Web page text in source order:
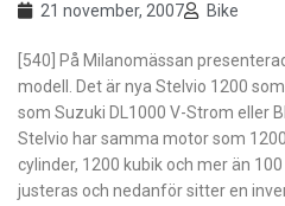
21 november, 2007 Bike
[540] På Milanomässan
modell. Det är nya Stelvio 1200
som Suzuki DL1000 V-Strom eller
Stelvio har samma motor som
cylinder, 1200 kubik och mer än
justeras och nedanför sitter en